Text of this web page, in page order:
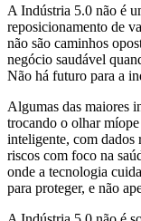
A Indústria 5.0 não é
reposicionamento de
não são caminhos
negócio saudável
Não há futuro para a
Algumas das maiores
trocando o olhar
inteligente, com dados
riscos com foco na
onde a tecnologia
para proteger, e não